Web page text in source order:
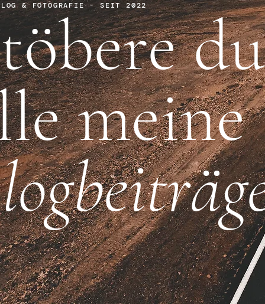
& FOTOGRAFIE - SEIT 2022
meine